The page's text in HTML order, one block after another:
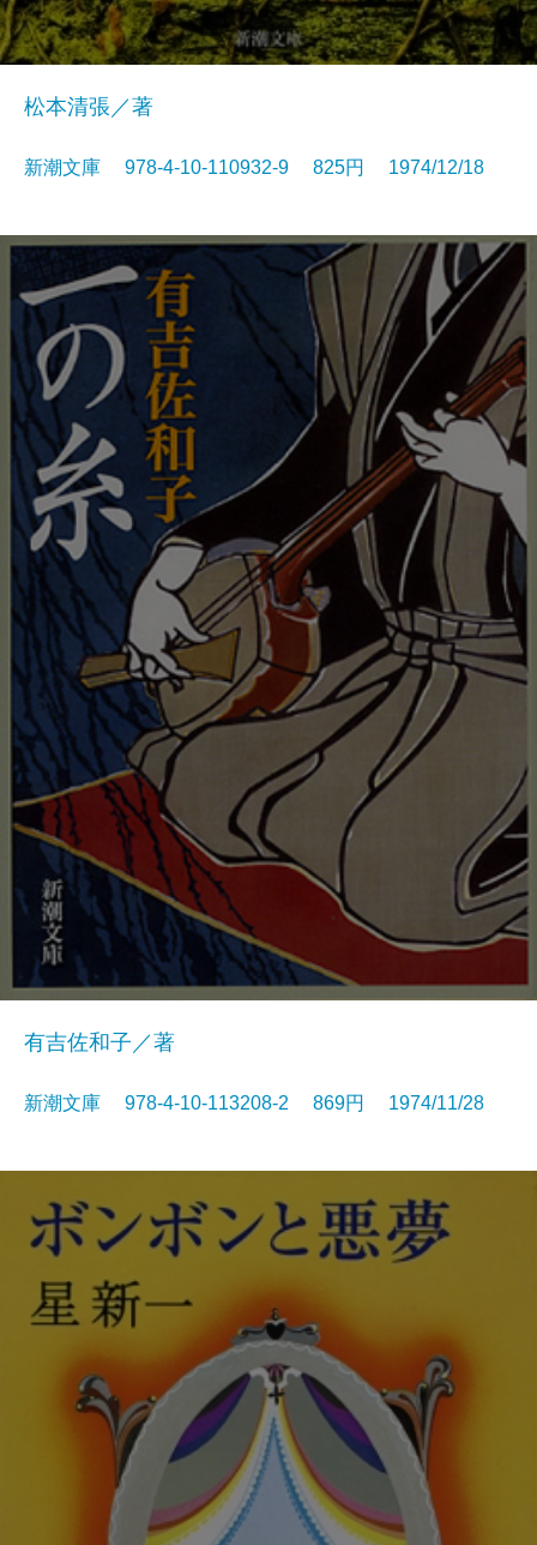
松本清張／著
新潮文庫 978-4-10-110932-9 825円 1974/12/18
有吉佐和子／著
新潮文庫 978-4-10-113208-2 869円 1974/11/28